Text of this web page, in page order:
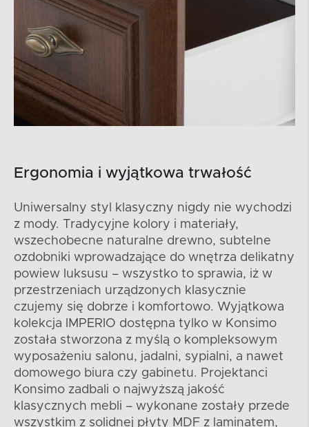
Ergonomia i wyjątkowa trwałość
Uniwersalny styl klasyczny nigdy nie wychodzi
z mody. Tradycyjne kolory i materiały,
wszechobecne naturalne drewno, subtelne
ozdobniki wprowadzające do wnętrza delikatny
powiew luksusu – wszystko to sprawia, iż w
przestrzeniach urządzonych klasycznie
czujemy się dobrze i komfortowo. Wyjątkowa
kolekcja IMPERIO dostępna tylko w Konsimo
została stworzona z myślą o kompleksowym
wyposażeniu salonu, jadalni, sypialni, a nawet
domowego biura czy gabinetu. Projektanci
Konsimo zadbali o najwyższą jakość
klasycznych mebli – wykonane zostały przede
wszystkim z solidnej płyty MDF z laminatem,